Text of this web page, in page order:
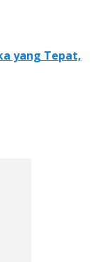
yang Tepat,